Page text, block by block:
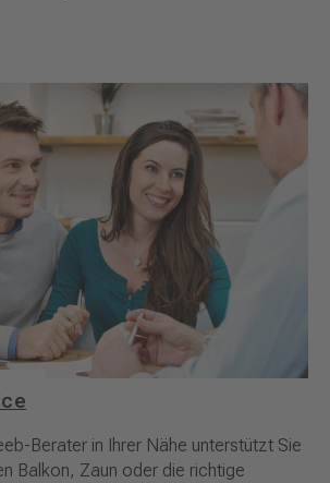
Berater in Ihrer Nähe unterstützt Sie
Balkon, Zaun oder die richtige